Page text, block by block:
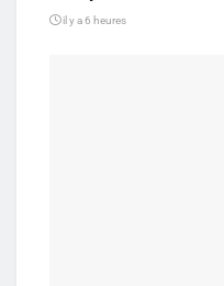
il y a 6 heures